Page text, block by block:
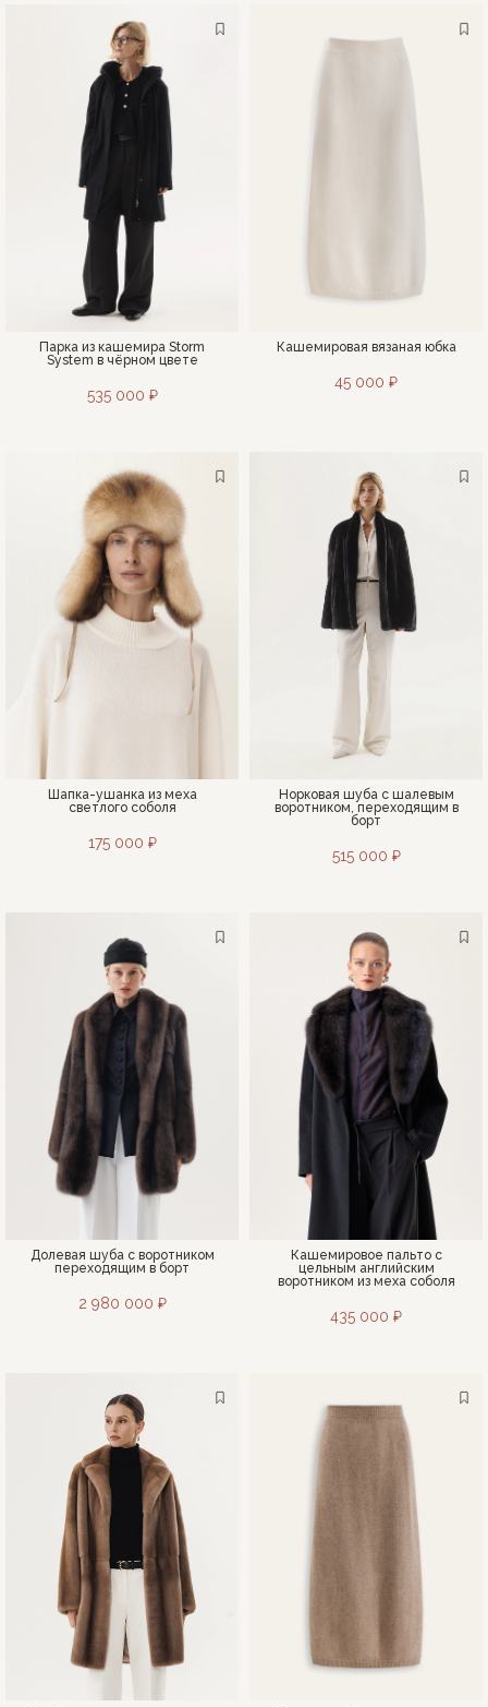
Парка из кашемира Storm
System в чёрном цвете
535 000 ₽
Кашемировая вязаная юбка
45 000 ₽
Шапка-ушанка из меха
светлого соболя
175 000 ₽
Норковая шуба с шалевым
воротником, переходящим в
борт
515 000 ₽
Долевая шуба с воротником
переходящим в борт
2 980 000 ₽
Кашемировое пальто с
цельным английским
воротником из меха соболя
435 000 ₽